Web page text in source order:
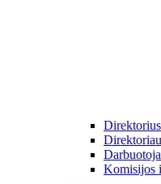
Direktorius
Komisijos